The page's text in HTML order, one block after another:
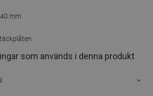
mm
som används i denna produkt